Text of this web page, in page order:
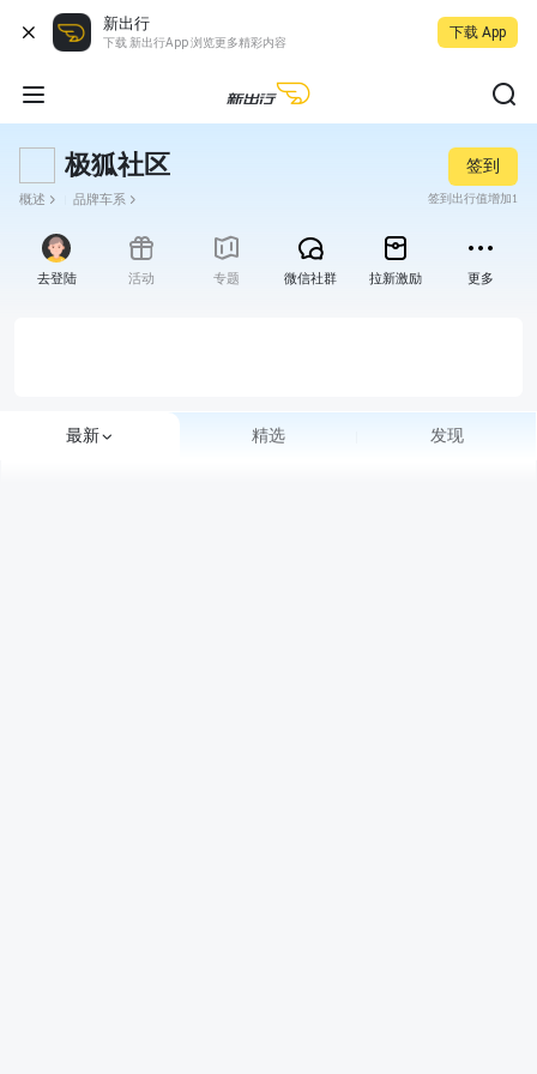
新出行
下载 新出行App 浏览更多精彩内容
下载 App
极狐社区
概述 品牌车系
签到
签到出行值增加1
去登陆 活动 专题 微信社群 拉新激励 更多
最新 精选 发现